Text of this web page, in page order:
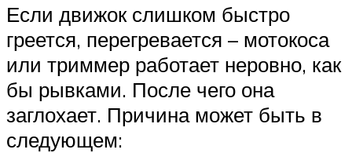
Если движок слишком быстро
греется, перегревается – мотокоса
или триммер работает неровно, как
бы рывками. После чего она
заглохает. Причина может быть в
следующем: